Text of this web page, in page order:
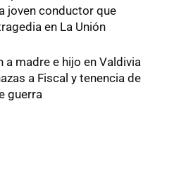
joven conductor que
en La Unión
a madre e hijo en Valdivia
a Fiscal y tenencia de
guerra